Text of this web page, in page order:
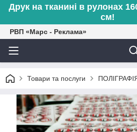
Друк на тканині в рулонах
см!
РВП «Марс - Реклама»
Товари та послуги